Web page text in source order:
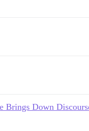
Brings Down